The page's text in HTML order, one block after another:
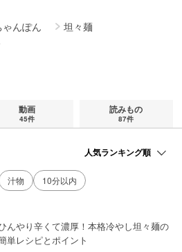
ゃんぽん
坦々麺
動画
45件
読みもの
87件
汁物 10分以内
んやり辛くて濃厚！本格冷やし坦々麺の
単レシピとポイント